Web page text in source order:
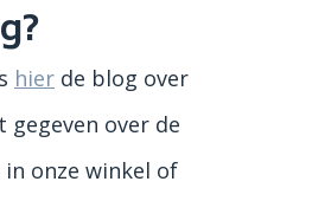
hier de blog over
over de
onze winkel of